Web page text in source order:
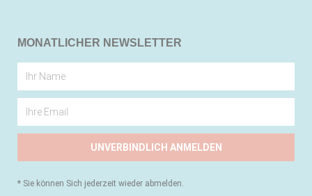
MONATLICHER NEWSLETTER
UNVERBINDLICH ANMELDEN
* Sie können Sich jederzeit wieder abmelden.